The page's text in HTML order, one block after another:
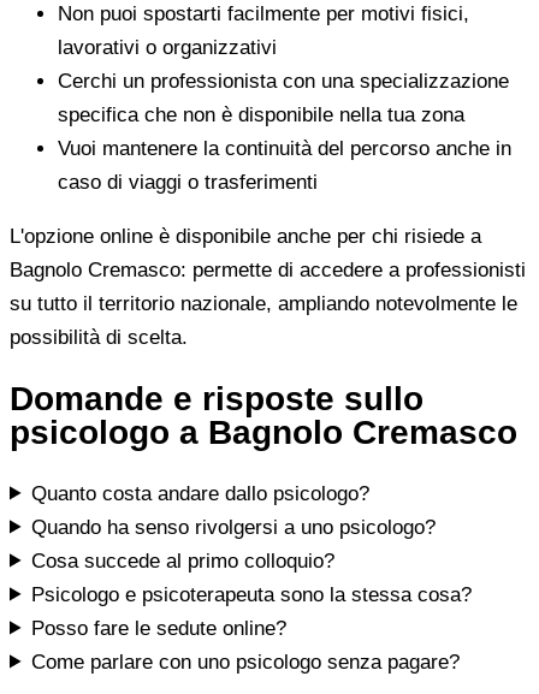
Non puoi spostarti facilmente per motivi fisici,
lavorativi o organizzativi
Cerchi un professionista con una specializzazione
specifica che non è disponibile nella tua zona
Vuoi mantenere la continuità del percorso anche in
caso di viaggi o trasferimenti
L'opzione online è disponibile anche per chi risiede a
Bagnolo Cremasco: permette di accedere a professionisti
su tutto il territorio nazionale, ampliando notevolmente le
possibilità di scelta.
Domande e risposte sullo
psicologo a Bagnolo Cremasco
Quanto costa andare dallo psicologo?
Quando ha senso rivolgersi a uno psicologo?
Cosa succede al primo colloquio?
Psicologo e psicoterapeuta sono la stessa cosa?
Posso fare le sedute online?
Come parlare con uno psicologo senza pagare?